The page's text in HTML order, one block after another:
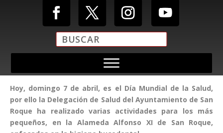
Hoy, domingo 7 de abril, es el Día Mundial de la Salud,
por ello la Delegación de Salud del Ayuntamiento de San
Roque ha realizado varias actividades para los más
pequeños, en la Alameda Alfonso XI de San Roque,